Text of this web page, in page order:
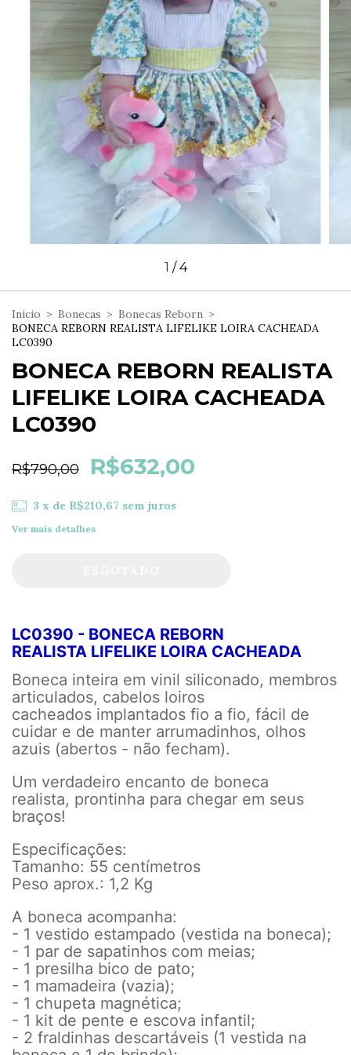
1 /4
Início > Bonecas > Bonecas Reborn >
BONECA REBORN REALISTA LIFELIKE LOIRA CACHEADA
LC0390
BONECA REBORN REALISTA
LIFELIKE LOIRA CACHEADA
LC0390
R$790,00 R$632,00
3 x de R$210,67 sem juros
Ver mais detalhes
LC0390 - BONECA REBORN
REALISTA LIFELIKE LOIRA CACHEADA
Boneca inteira em vinil siliconado, membros
articulados, cabelos loiros
cacheados implantados fio a fio, fácil de
cuidar e de manter arrumadinhos, olhos
azuis (abertos - não fecham).
Um verdadeiro encanto de boneca
realista, prontinha para chegar em seus
braços!
Especificações:
Tamanho: 55 centímetros
Peso aprox.: 1,2 Kg
A boneca acompanha:
- 1 vestido estampado (vestida na boneca);
- 1 par de sapatinhos com meias;
- 1 presilha bico de pato;
- 1 mamadeira (vazia);
- 1 chupeta magnética;
- 1 kit de pente e escova infantil;
- 2 fraldinhas descartáveis (1 vestida na